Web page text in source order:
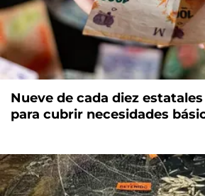
Nueve de cada diez
para cubrir necesidades